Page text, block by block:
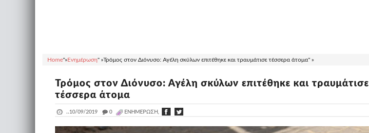
Home"»Ενημέρωση" »Τρόμος στον Διόνυσο: Αγέλη σκύλων επιτέθηκε και τραυμάτισε τέσσερα άτομα" »
Τρόμος στον Διόνυσο: Αγέλη σκύλων επιτέθηκε και τραυμάτισε
τέσσερα άτομα
..10/09/2019 _ 0 ΕΝΗΜΈΡΩΣΗ,